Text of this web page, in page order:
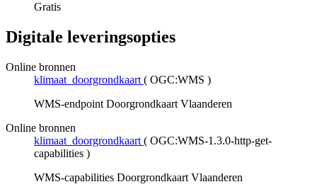
Gratis
Digitale leveringsopties
Online bronnen
klimaat_doorgrondkaart ( OGC:WMS )
WMS-endpoint Doorgrondkaart Vlaanderen
Online bronnen
klimaat_doorgrondkaart ( OGC:WMS-1.3.0-http-get-
capabilities )
WMS-capabilities Doorgrondkaart Vlaanderen